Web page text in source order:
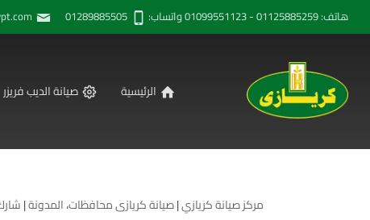
هاتف: 01125885259 - 01099551123 واتساب: 01289885505
الرئيسية صيانة الديب فريزر
مركز صيانة كريازي|صيانة كريازى محافظات،المدونة|